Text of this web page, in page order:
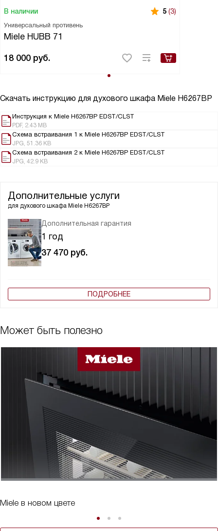
В наличии 5 (3)
Универсальный противень
Miele HUBB 71
18 000 руб.
Скачать инструкцию для духового шкафа Miele H6267BP
Инструкция к Miele H6267BP EDST/CLST
PDF, 2.43 MB
Схема встраивания 1 к Miele H6267BP EDST/CLST
JPG, 51.36 KB
Схема встраивания 2 к Miele H6267BP EDST/CLST
JPG, 42.9 KB
Дополнительные услуги
для духового шкафа Miele H6267BP
Дополнительная гарантия
1 год
37 470 руб.
ПОДРОБНЕЕ
Может быть полезно
Miele в новом цвете